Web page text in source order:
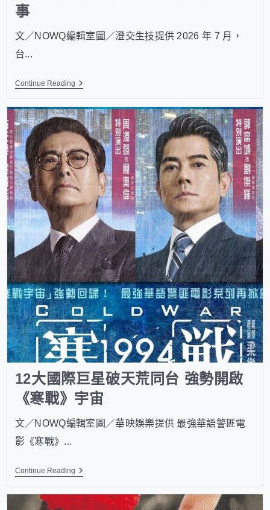
事
文／NOWQ編輯室圖／澄交生技提供 2026 年 7 月，
台...
Continue Reading
12大國際巨星破天荒同台 強勢開啟
《寒戰》宇宙
文／NOWQ編輯室圖／華映娛樂提供 最強華語警匪電
影《寒戰》...
Continue Reading